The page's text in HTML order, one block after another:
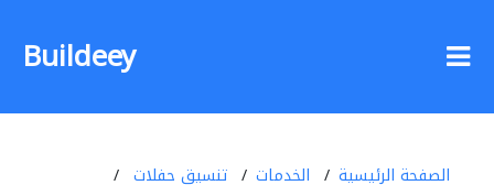
Buildeey
الصفحة الرئيسية الخدمات
تنسيق حفلات